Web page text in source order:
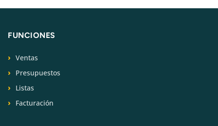
FUNCIONES
Ventas
Presupuestos
Listas
Facturación